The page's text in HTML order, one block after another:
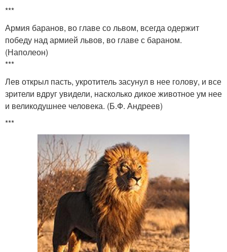
***
Армия баранов, во главе со львом, всегда одержит
победу над армией львов, во главе с бараном.
(Наполеон)
***
Лев открыл пасть, укротитель засунул в нее голову, и все
зрители вдруг увидели, насколько дикое животное ум нее
и великодушнее человека. (Б.Ф. Андреев)
***